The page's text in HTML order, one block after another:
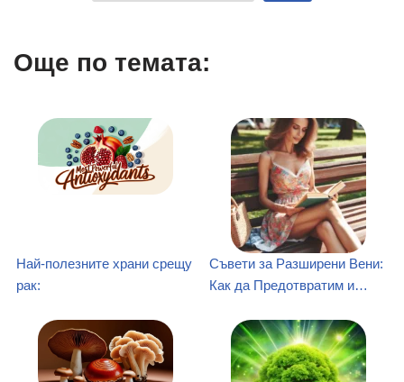
Още по темата:
Най-полезните храни срещу
рак:
Съвети за Разширени Вени:
Как да Предотвратим и…